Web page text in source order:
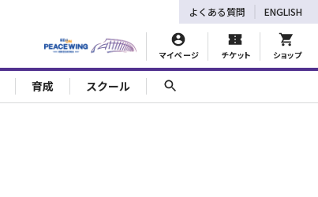
マイページ チケット ショップ
よくある質問 ENGLISH
育成 スクール